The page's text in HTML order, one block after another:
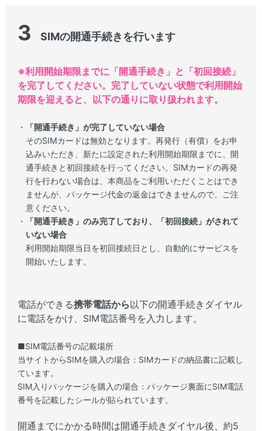
3 SIMの開通手続きを行います
※利用開始期限までに「開通手続き」と「初回接続」
を完了してください。完了していない状態で利用開始
期限を迎えると、以下の通りに取り扱われます。
「開通手続き」が完了していない場合
そのSIMカードは無効となります。再発行（有償）をお申
込みいただき、新たに設定された利用開始期限までに、開
通手続きと初回接続を行ってください。SIMカードの再発
行を行わない場合は、本商品をご利用いただくことはでき
ませんが、パッケージ代金の返金はできませんので、ご注
意ください。
「開通手続き」のみ完了しており、「初回接続」がされて
いない場合
利用開始期限当日を初回接続日とし、自動的にサービスを
開始いたします。
電話ができる携帯電話から以下の開通手続きダイヤル
に電話をかけ、SIM電話番号を入力します。
■SIM電話番号の記載場所
当サイトからSIMを購入の場合：SIMカードの納品書に記載し
ています。
SIM入りパッケージを購入の場合：パッケージ裏面にSIM電話
番号を記載したシールが貼られています。
開通までにかかる時間は開通手続きダイヤル後、約5